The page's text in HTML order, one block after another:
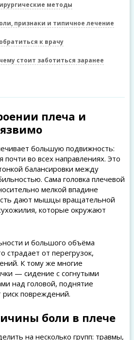
методы
признаки и типичное лечение
к врачу
стоит заботиться заранее
плеча и
большую подвижность:
почти во всех направлениях. Это
балансировки между
Сама головка плечевой
мелкой впадине
дают мышцы вращательной
которые окружают
и большого объёма
страдает от перегрузок,
К тому же многие
— сидение с согнутыми
над головой, поднятие
повреждений.
боли в плече
на несколько групп: травмы,